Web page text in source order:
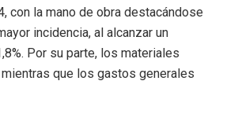
con la mano de obra destacándose
incidencia, al alcanzar un
Por su parte, los materiales
mientras que los gastos generales